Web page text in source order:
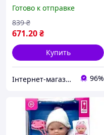
серебряном 1860-10
Готово к отправке
671.20₴
839 ₴
Купить
Інтернет-магазин mami.kiev.ua 96%